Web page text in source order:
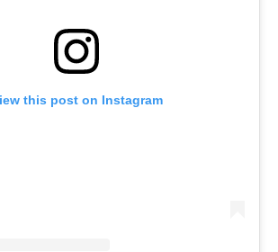
this post on Instagram